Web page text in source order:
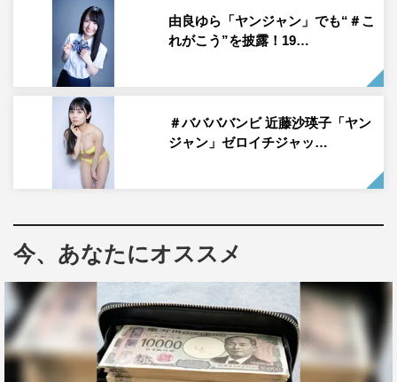
ントちゃんが出演するたびにチェックしていた雑誌だった
ので、出演が決まった時はとってもうれしかったです！
そして何より『ヤングドラゴンエイジ』での表紙はゼロイ
チの中でも初めてと聞いて、とても気が引き締まりまし
た！！！」と語った。
近藤・由良との共演については「さえちゃんとは20cm、
ゆらゆらとは15cmも身長が違うので、1人だけ本当に大き
くて（笑）。メイド服の撮影の時はメイドのボスみたいに
また、SNSでの写真や一言がバズっている真島だが、「最
近はあざとい女の子が増えてきて、前ほどバンバンバズら
なくなってしまったので、私も負けじとあざとさを磨いて
頑張りたいです！」と意気込みを述べた。インタビュー全
文は、次ページに掲載。
由良ゆら「ヤンジャン」でも“＃こ
れがこう”を披露！19…
＃ババババンビ 近藤沙瑛子「ヤン
ジャン」ゼロイチジャッ…
今、あなたにオススメ